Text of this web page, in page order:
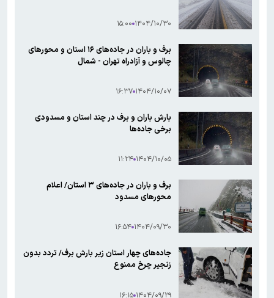
۱۴۰۴/۱۰/۳۰ ۱۵:۰۰
برف و باران در جاده‌های ۱۶ استان و محورهای
چالوس و آزادراه تهران - شمال
۱۴۰۴/۱۰/۰۷ ۱۶:۳۷
بارش باران و برف در چند استان و مسدودی
برخی جاده‌ها
۱۴۰۴/۱۰/۰۵ ۱۱:۲۴
برف و باران در جاده‌های ۳ استان/ اعلام
محورهای مسدود
۱۴۰۴/۰۹/۳۰ ۱۶:۵۴
جاده‌های چهار استان زیر بارش برف/ تردد بدون
زنجیر چرخ ممنوع
۱۴۰۴/۰۹/۲۹ ۱۶:۱۵